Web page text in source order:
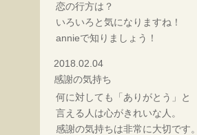
恋の行方は？
いろいろと気になりますね！
annieで知りましょう！
2018.02.04
感謝の気持ち
何に対しても「ありがとう」と
言える人は心がきれいな人。
感謝の気持ちは非常に大切です